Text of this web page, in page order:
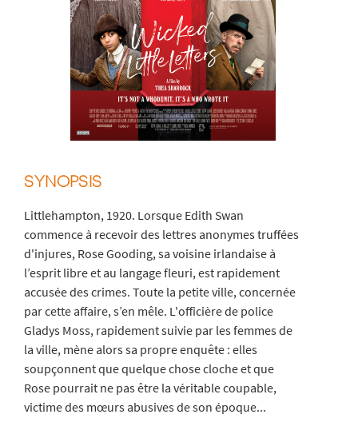
SYNOPSIS
Littlehampton, 1920. Lorsque Edith Swan
commence à recevoir des lettres anonymes truffées
d'injures, Rose Gooding, sa voisine irlandaise à
l’esprit libre et au langage fleuri, est rapidement
accusée des crimes. Toute la petite ville, concernée
par cette affaire, s’en mêle. L'officière de police
Gladys Moss, rapidement suivie par les femmes de
la ville, mène alors sa propre enquête : elles
soupçonnent que quelque chose cloche et que
Rose pourrait ne pas être la véritable coupable,
victime des mœurs abusives de son époque...